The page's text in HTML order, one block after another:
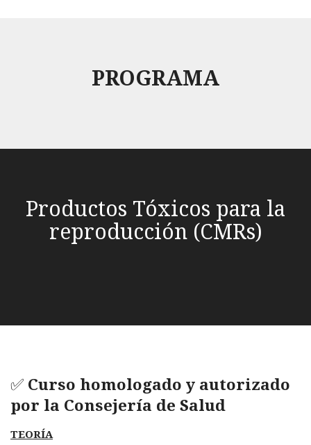
PROGRAMA
Productos Tóxicos para la
reproducción (CMRs)
✅ Curso homologado y autorizado
por la Consejería de Salud
TEORÍA